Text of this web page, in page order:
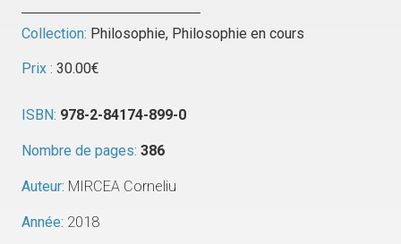
Collection: Philosophie, Philosophie en cours
Prix : 30.00€
ISBN: 978-2-84174-899-0
Nombre de pages: 386
Auteur: MIRCEA Corneliu
Année: 2018